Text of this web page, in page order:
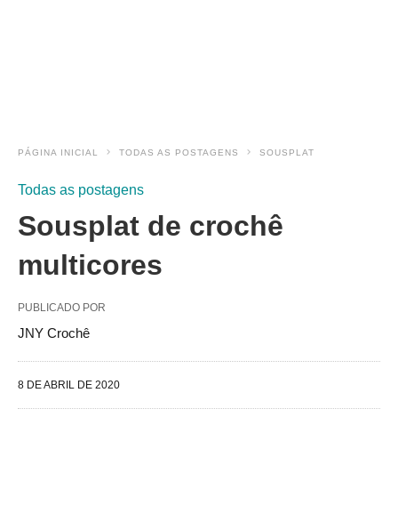
PÁGINA INICIAL TODAS AS POSTAGENS SOUSPLAT
Todas as postagens
Sousplat de crochê
multicores
PUBLICADO POR
JNY Crochê
8 DE ABRIL DE 2020